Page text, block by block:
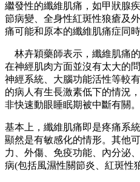
繼發性的纖維肌痛，如甲狀腺
節病變、全身性紅斑性狼瘡及
痛可能和原本的纖維肌痛症同時
林卉穎藥師表示，纖維肌痛
在神經肌肉方面並沒有太大的
神經系統、大腦功能活性等較
的病人有生長激素低下的情況
非快速動眼睡眠期被中斷有關。
基本上，纖維肌痛即是疼痛系
顯然是有敏感化的情形。其他
力、外傷、免疫功能、內分泌
病(包括風濕性關節炎、紅斑性